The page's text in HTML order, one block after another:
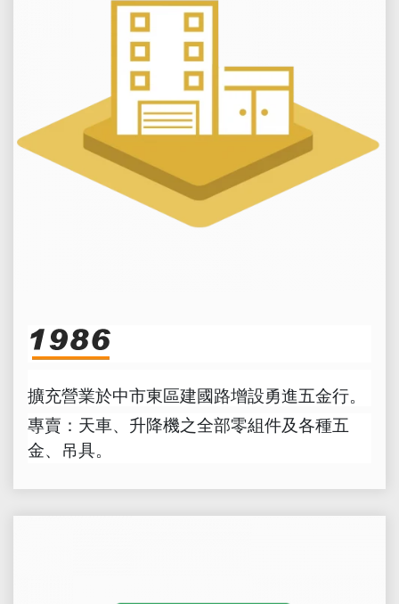
擴充營業於中市東區建國路增設勇進五金行。
專賣：天車、升降機之全部零組件及各種五
金、吊具。